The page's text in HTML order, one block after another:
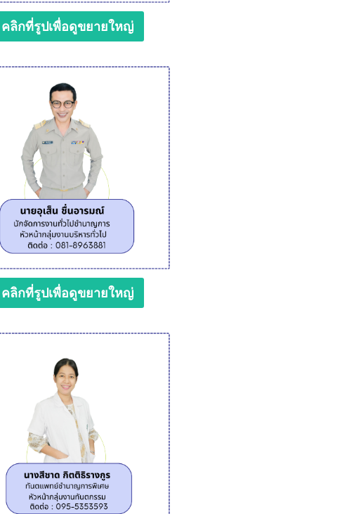
คลิกที่รูปเพื่อดูขยายใหญ่
คลิกที่รูปเพื่อดูขยายใหญ่